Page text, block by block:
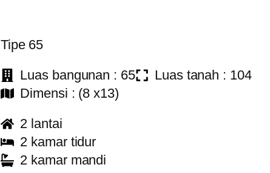
Tipe 65
Luas bangunan : 65
Luas tanah : 104
Dimensi : (8 x13)
2 lantai
2 kamar tidur
2 kamar mandi